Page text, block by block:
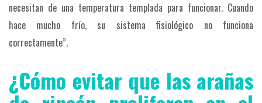
necesitan de una temperatura templada para funcionar. Cuando
hace mucho frío, su sistema fisiológico no funciona
correctamente”.
¿Cómo evitar que las arañas